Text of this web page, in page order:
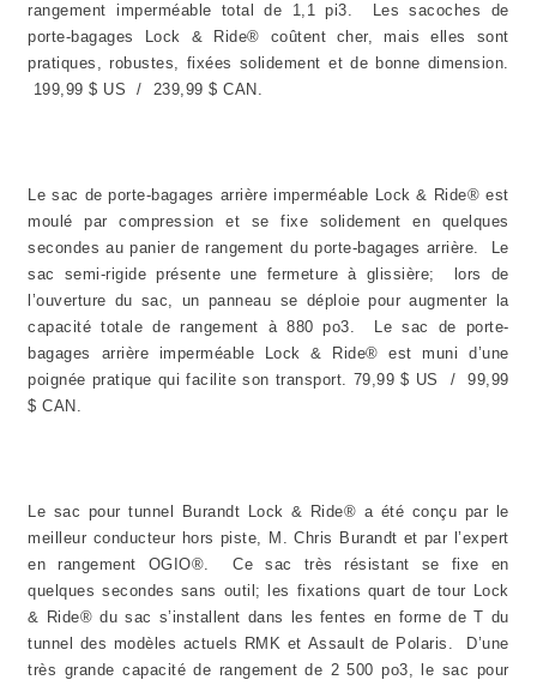
rangement imperméable total de 1,1 pi3. Les sacoches de
porte-bagages Lock & Ride® coûtent cher, mais elles sont
pratiques, robustes, fixées solidement et de bonne dimension.
199,99 $ US / 239,99 $ CAN.
Le sac de porte-bagages arrière imperméable Lock & Ride® est
moulé par compression et se fixe solidement en quelques
secondes au panier de rangement du porte-bagages arrière. Le
sac semi-rigide présente une fermeture à glissière; lors de
l’ouverture du sac, un panneau se déploie pour augmenter la
capacité totale de rangement à 880 po3. Le sac de porte-
bagages arrière imperméable Lock & Ride® est muni d’une
poignée pratique qui facilite son transport. 79,99 $ US / 99,99
$ CAN.
Le sac pour tunnel Burandt Lock & Ride® a été conçu par le
meilleur conducteur hors piste, M. Chris Burandt et par l’expert
en rangement OGIO®. Ce sac très résistant se fixe en
quelques secondes sans outil; les fixations quart de tour Lock
& Ride® du sac s’installent dans les fentes en forme de T du
tunnel des modèles actuels RMK et Assault de Polaris. D’une
très grande capacité de rangement de 2 500 po3, le sac pour